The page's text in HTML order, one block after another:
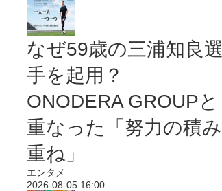
なぜ59歳の三浦知良選
手を起用？
ONODERA GROUPと
重なった「努力の積み
重ね」
エンタメ
2026-08-05 16:00